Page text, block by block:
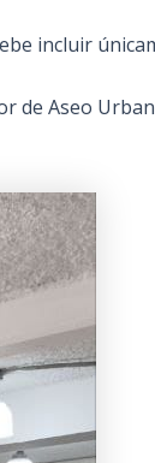
incluir
de Aseo